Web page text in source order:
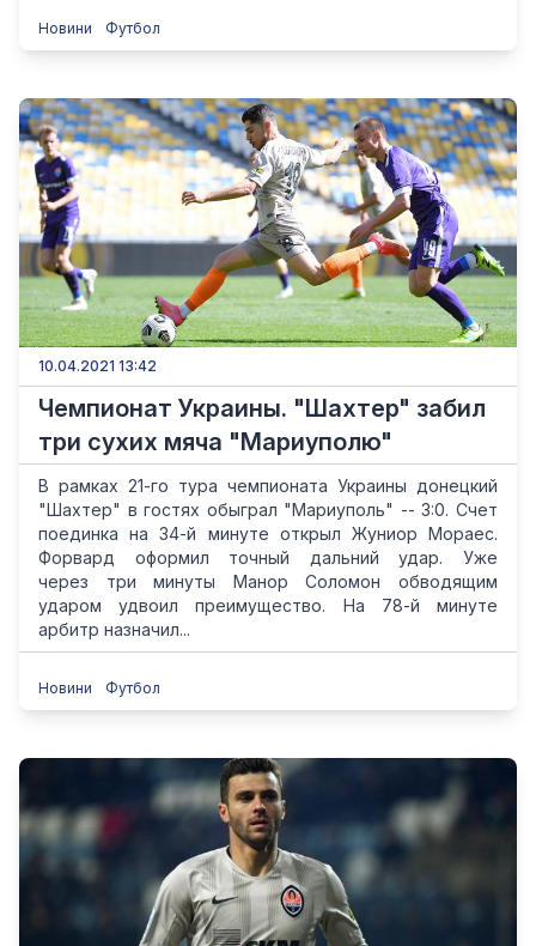
Новини Футбол
10.04.2021 13:42
Чемпионат Украины. "Шахтер" забил
три сухих мяча "Мариуполю"
В рамках 21-го тура чемпионата Украины донецкий
"Шахтер" в гостях обыграл "Мариуполь" -- 3:0. Счет
поединка на 34-й минуте открыл Жуниор Мораес.
Форвард оформил точный дальний удар. Уже
через три минуты Манор Соломон обводящим
ударом удвоил преимущество. На 78-й минуте
арбитр назначил...
Новини Футбол